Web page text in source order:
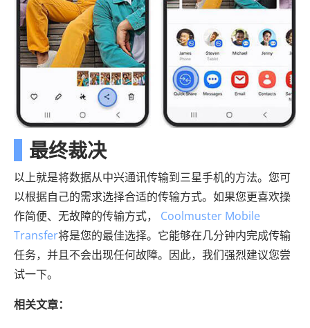
最终裁决
以上就是将数据从中兴通讯传输到三星手机的方法。您可
以根据自己的需求选择合适的传输方式。如果您更喜欢操
作简便、无故障的传输方式， Coolmuster Mobile
Transfer将是您的最佳选择。它能够在几分钟内完成传输
任务，并且不会出现任何故障。因此，我们强烈建议您尝
试一下。
相关文章：